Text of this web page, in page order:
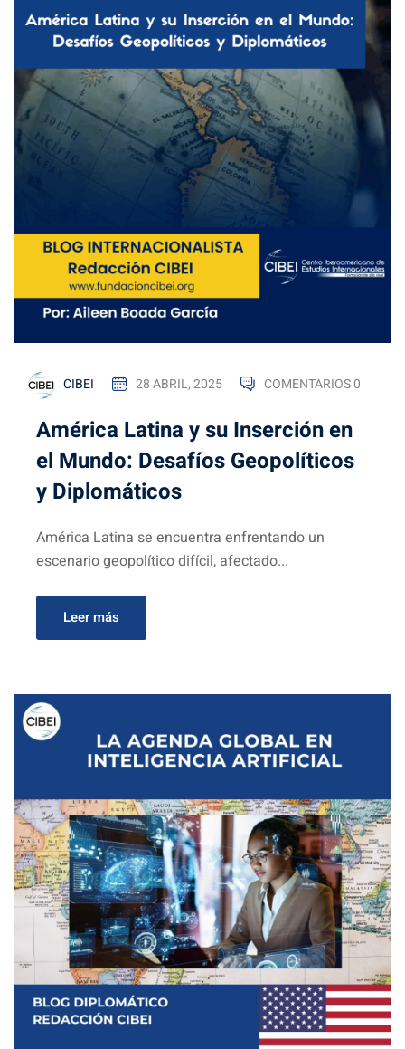
CIBEI 28 ABRIL, 2025 COMENTARIOS 0
América Latina y su Inserción en
el Mundo: Desafíos Geopolíticos
y Diplomáticos
América Latina se encuentra enfrentando un
escenario geopolítico difícil, afectado...
Leer más